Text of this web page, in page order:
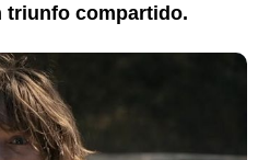
triunfo compartido.